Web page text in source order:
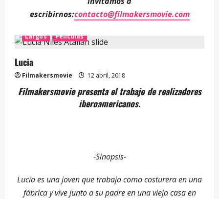
escribirnos:contacto@filmakersmovie.com
Largos Películas
Lucia
Filmakersmovie 12 abril, 2018
Filmakersmovie presenta el trabajo de realizadores
iberoamericanos.
-Sinopsis-
Lucía es una joven que trabaja como costurera en una
fábrica y vive junto a su padre en una vieja casa en